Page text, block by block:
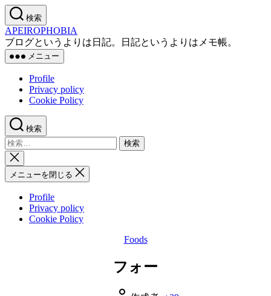
コ
ン
テ
ン
ツ
プ
検索
APEIROPHOBIA
ブログというよりは日記。日記というよりはメモ帳。
メニュー
Profile
Privacy policy
Cookie Policy
検索
検
索
対
象:
検
索
を
メニューを閉じる
Profile
Privacy policy
Cookie Policy
カ
ゴ
Foods
フォー
投